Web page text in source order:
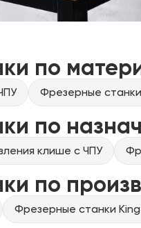
по
Фрезерные
по
клише с ЧПУ
по
Фрезерные станки